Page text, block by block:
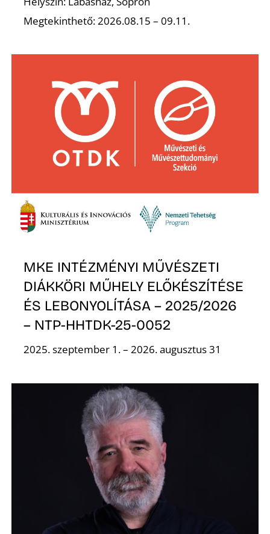
Megtekinthető: 2026.08.15 – 09.11.
MKE INTÉZMÉNYI MŰVÉSZETI
DIÁKKÖRI MŰHELY ELŐKÉSZÍTÉSE
ÉS LEBONYOLÍTÁSA – 2025/2026
– NTP-HHTDK-25-0052
2025. szeptember 1. – 2026. augusztus 31